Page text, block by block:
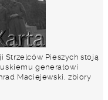
Strzelców Pieszych stoją
generałowi
Maciejewski, zbiory